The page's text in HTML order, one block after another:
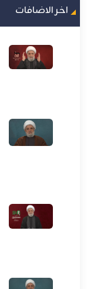
اخر الاضافات